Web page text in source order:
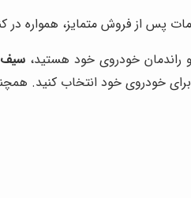
پس از فروش متمایز، همواره
راندمان خودروی خود هستید،سیف
برای خودروی خود انتخاب کنید.